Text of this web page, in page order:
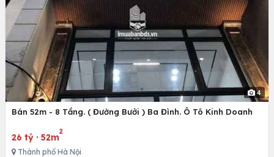
4
Bán 52m - 8 Tầng. ( Đường Bưởi ) Ba Đình. Ô Tô Kinh Doanh
26 tỷ · 52m
2
Thành phố Hà Nội